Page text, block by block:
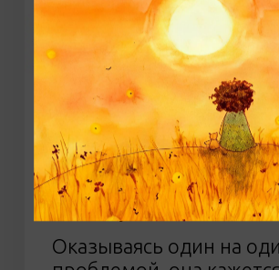
Комикс Крокодил
Кто меня услышит?
Оказываясь один на